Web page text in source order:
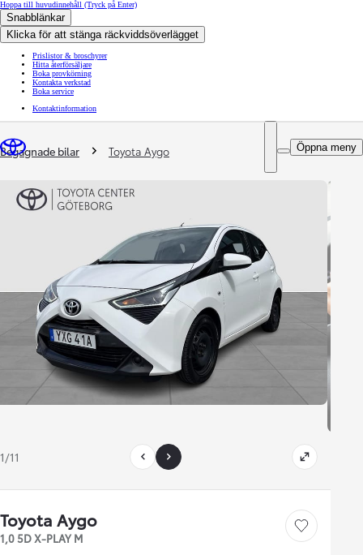
Hoppa till huvudinnehåll (Tryck på Enter)
Snabblänkar
Klicka för att stänga räckviddsöverlägget
Prislistor & broschyrer
Hitta återförsäljare
Boka provkörning
Kontakta verkstad
Boka service
Kontaktinformation
Öppna meny
You are here
Begagnade bilar Toyota Aygo
1/11
Toyota Aygo
1,0 5D X-PLAY M
Save car